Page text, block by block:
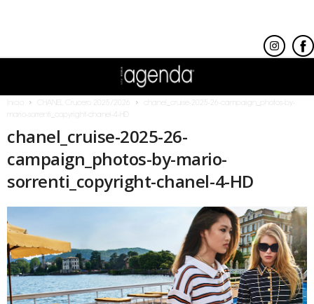
CHANEL Crucero 2025/2026
chanel_cruise-2025-26-campaign_photos-by-
mario-sorrenti_copyright-chanel-4-HD
chanel_cruise-2025-26-
campaign_photos-by-mario-
sorrenti_copyright-chanel-4-HD